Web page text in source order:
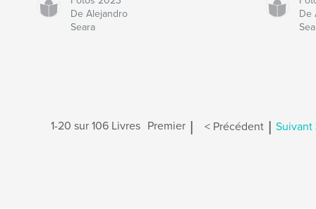
De Alejandro
Seara
De
1-20 sur 106 Livres Premier < Précédent Suivant